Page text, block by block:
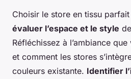
Choisir le store en tissu
évaluer l’espace et le style
Réfléchissez à l’ambiance
et comment les stores
couleurs existante. Identifier